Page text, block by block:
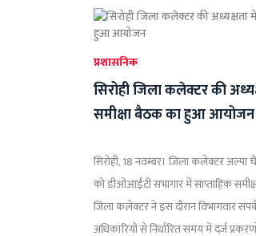
प्रशासनिक
सिरोही जिला कलेक्टर की
समीक्षा बैठक का हुआ आयोजन
सिरोही, 18 नवम्बर। जिला कलेक्टर अल्पा
को डीओआईटी सभागार में साप्ताहिक
जिला कलेक्टर ने इस दौरान विभागवार
अधिकारियों से निर्धारित समय में दर्ज